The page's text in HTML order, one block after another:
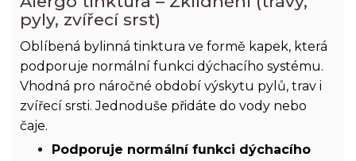
pyly, zvířecí srst)
Oblíbená bylinná tinktura ve formě kapek, která
podporuje normální funkci dýchacího systému.
Vhodná pro náročné období výskytu pylů, trav i
zvířecí srsti. Jednoduše přidáte do vody nebo
čaje.
Podporuje normální funkci dýchacího